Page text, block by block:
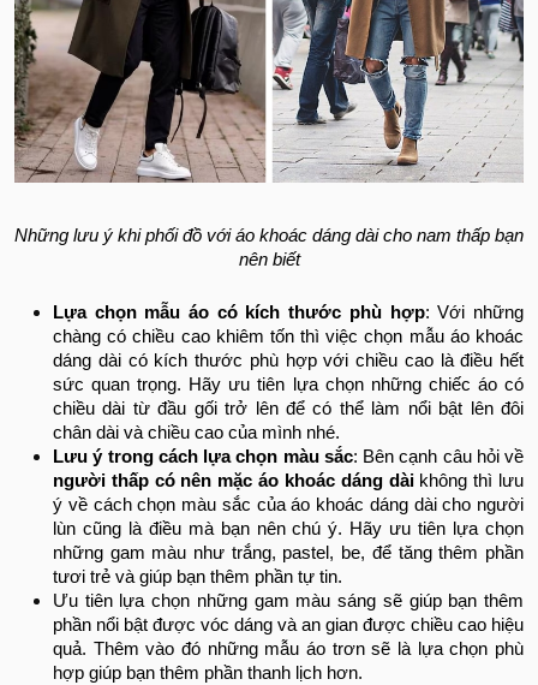
Những lưu ý khi phối đồ với áo khoác dáng dài cho nam thấp bạn
nên biết
Lựa chọn mẫu áo có kích thước phù hợp: Với những
chàng có chiều cao khiêm tốn thì việc chọn mẫu áo khoác
dáng dài có kích thước phù hợp với chiều cao là điều hết
sức quan trọng. Hãy ưu tiên lựa chọn những chiếc áo có
chiều dài từ đầu gối trở lên để có thể làm nổi bật lên đôi
chân dài và chiều cao của mình nhé.
Lưu ý trong cách lựa chọn màu sắc: Bên cạnh câu hỏi về
người thấp có nên mặc áo khoác dáng dàikhông thì lưu
ý về cách chọn màu sắc của áo khoác dáng dài cho người
lùn cũng là điều mà bạn nên chú ý. Hãy ưu tiên lựa chọn
những gam màu như trắng, pastel, be, để tăng thêm phần
tươi trẻ và giúp bạn thêm phần tự tin.
Ưu tiên lựa chọn những gam màu sáng sẽ giúp bạn thêm
phần nổi bật được vóc dáng và an gian được chiều cao hiệu
quả. Thêm vào đó những mẫu áo trơn sẽ là lựa chọn phù
hợp giúp bạn thêm phần thanh lịch hơn.